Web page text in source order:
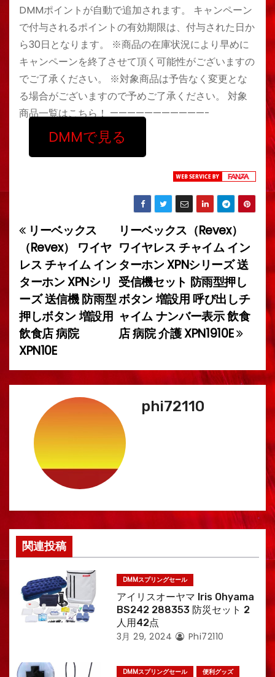
DMMポイントが自動で追加されます。 キャンペーン
で付与されるポイントの有効期限は、付与された日か
ら30日となります。 ※商品の在庫状況により早めに
キャンペーンを終了させて頂く可能性がございますの
でご了承ください。 ※対象商品は予告なく変更とな
る場合がございますので予めご了承ください。 対象
商品一覧はこちら！ ———————————-
DMMで見る
投
稿
ナ
ビ
ゲ
ー
シ
ン
リーベックス（Revex）
ワイヤレス チャイム イン
ターホン XPNシリーズ 送
受信機セット 防雨型押し
ボタン 増設用 呼び出しチ
ャイム ナンバー表示 飲食
店 病院 介護 XPN1910E
リーベックス
（Revex） ワイヤ
レス チャイム イン
ターホン XPNシリ
ーズ 送信機 防雨型
押しボタン 増設用
飲食店 病院
XPN10E
phi72110
関連投稿
DMMスプリングセール
アイリスオーヤマ Iris Ohyama
BS242 288353 防災セット 2
人用42点
3月 29, 2024 Phi72110
DMMスプリングセール 便利グッズ